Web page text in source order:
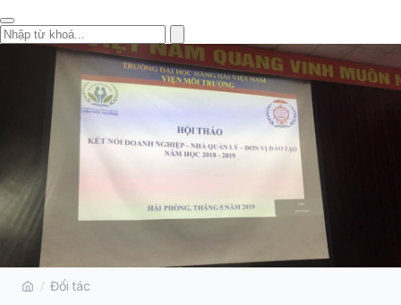
VIỆN MÔI TRƯỜNG VIMARU
Đối tác